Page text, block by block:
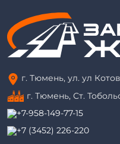
г. Тюмень, ул. ул
г. Тюмень, ​Ст.
+7-958-149-77-15
+7 (3452) 226-220